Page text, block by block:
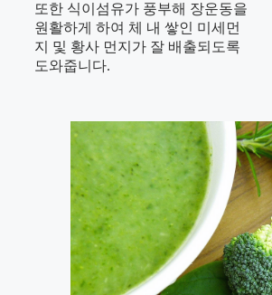
또한 식이섬유가 풍부해 장운동을
원활하게 하여 체 내 쌓인 미세먼
지 및 황사 먼지가 잘 배출되도록
도와줍니다.